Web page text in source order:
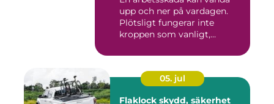
upp och ner på vardagen.
Plötsligt fungerar inte
kroppen som vanligt,
05. jul
Flaklock skydd, säkerhet